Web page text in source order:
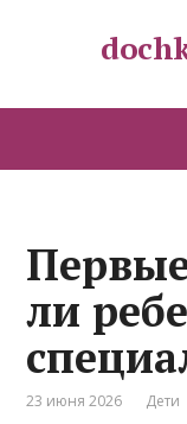
ли
23 июня 2026 Дети